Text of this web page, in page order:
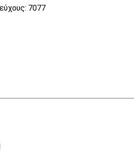
7077